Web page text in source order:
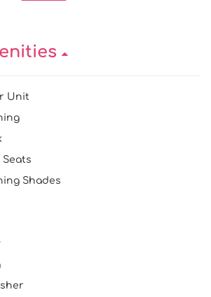
Unit
Seats
Shades